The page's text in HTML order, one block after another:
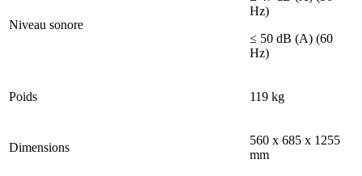
Niveau sonore
Hz)
≤ 50 dB (A) (60
Hz)
Poids 119 kg
Dimensions
560 x 685 x 1255
mm